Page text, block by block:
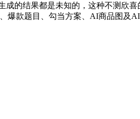
的结果都是未知的，这种不测欣
爆款题目、勾当方案、AI商品图及